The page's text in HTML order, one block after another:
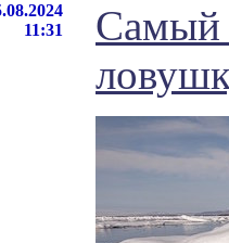
11:31
Самый